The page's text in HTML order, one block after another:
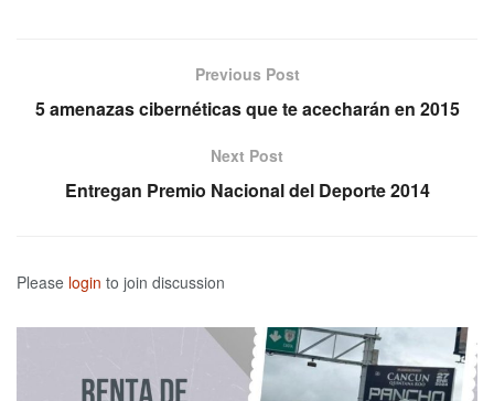
Previous Post
5 amenazas cibernéticas que te acecharán en 2015
Next Post
Entregan Premio Nacional del Deporte 2014
Please login to join discussion